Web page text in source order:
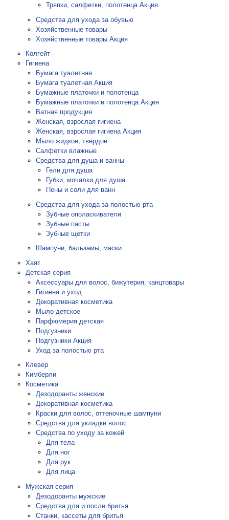
Тряпки, салфетки, полотенца Акция
Средства для ухода за обувью
Хозяйственные товары
Хозяйственные товары Акция
Колгейт
Гигиена
Бумага туалетная
Бумага туалетная Акция
Бумажные платочки и полотенца
Бумажные платочки и полотенца Акция
Ватная продукция
Женская, взрослая гигиена
Женская, взрослая гигиена Акция
Мыло жидкое, твердое
Салфетки влажные
Средства для душа и ванны
Гели для душа
Губки, мочалки для душа
Пены и соли для ванн
Средства для ухода за полостью рта
Зубные ополаскиватели
Зубные пасты
Зубные щетки
Шампуни, бальзамы, маски
Хаят
Детская серия
Аксессуары для волос, бижутерия, канцтовары
Гигиена и уход
Декоративная косметика
Мыло детское
Парфюмерия детская
Подгузники
Подгузники Акция
Уход за полостью рта
Клевер
Кимберли
Косметика
Дезодоранты женские
Декоративная косметика
Краски для волос, оттеночные шампуни
Средства для укладки волос
Средства по уходу за кожей
Для тела
Для ног
Для рук
Для лица
Мужская серия
Дезодоранты мужские
Средства для и после бритья
Станки, кассеты для бритья